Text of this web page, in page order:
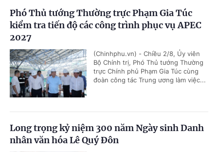
Phó Thủ tướng Thường trực Phạm Gia Túc
kiểm tra tiến độ các công trình phục vụ APEC
2027
(Chinhphu.vn) - Chiều 2/8, Ủy viên
Bộ Chính trị, Phó Thủ tướng Thường
trực Chính phủ Phạm Gia Túc cùng
đoàn công tác Trung ương làm việc...
Long trọng kỷ niệm 300 năm Ngày sinh Danh
nhân văn hóa Lê Quý Đôn